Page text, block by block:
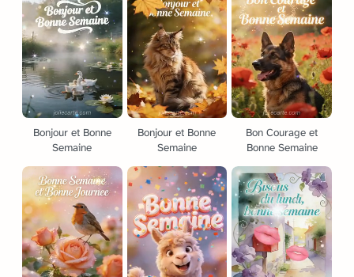
Bonjour et Bonne
Semaine
Bonjour et Bonne
Semaine
Bon Courage et
Bonne Semaine